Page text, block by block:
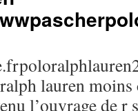
lauren moins
l’ouvrage de r